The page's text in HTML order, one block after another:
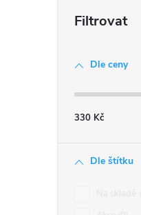
Dle ceny
330 Kč
Dle štítku